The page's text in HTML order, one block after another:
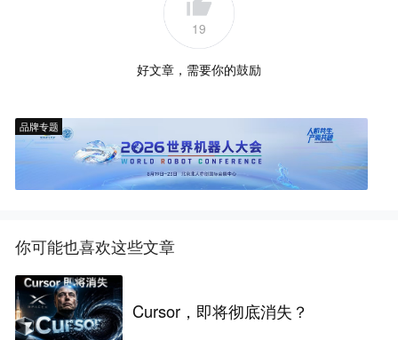
19
好文章，需要你的鼓励
品牌专题
你可能也喜欢这些文章
Cursor，即将彻底消失？